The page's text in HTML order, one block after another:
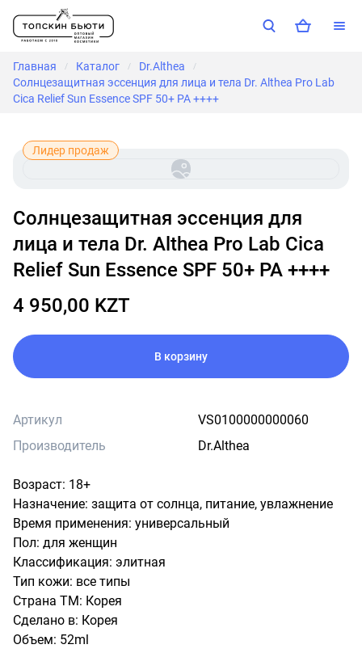
Главная / Каталог / Dr.Althea /
Солнцезащитная эссенция для лица и тела Dr. Althea Pro Lab
Cica Relief Sun Essence SPF 50+ PA ++++
Лидер продаж
Солнцезащитная эссенция для
лица и тела Dr. Althea Pro Lab Cica
Relief Sun Essence SPF 50+ PA ++++
4 950,00 KZT
В корзину
Артикул
VS0100000000060
Производитель
Dr.Althea
Возраст: 18+
Назначение: защита от солнца, питание, увлажнение
Время применения: универсальный
Пол: для женщин
Классификация: элитная
Тип кожи: все типы
Страна ТМ: Корея
Сделано в: Корея
Объем: 52ml